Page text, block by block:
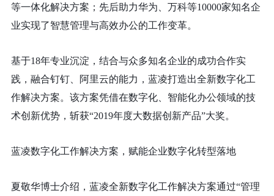
等一体化解决方案；先后助力华为、万科等10000家知名企
业实现了智慧管理与高效办公的工作变革。
基于18年专业沉淀，结合与众多知名企业的成功合作实
践，融合钉钉、阿里云的能力，蓝凌打造出全新数字化工
作解决方案。该方案凭借在数字化、智能化办公领域的技
术创新优势，斩获“2019年度大数据创新产品”大奖。
蓝凌数字化工作解决方案，赋能企业数字化转型落地
夏敬华博士介绍，蓝凌全新数字化工作解决方案通过“管理